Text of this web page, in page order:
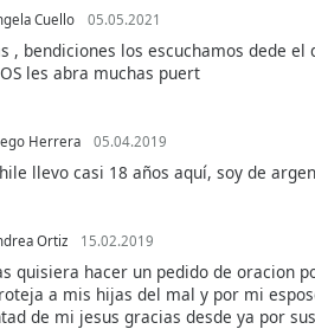
Cuello 05.05.2021
, bendiciones los escuchamos dede
les abra muchas puert
Herrera 05.04.2019
llevo casi 18 años aquí, soy de
Ortiz 15.02.2019
quisiera hacer un pedido de oracion
a mis hijas del mal y por mi
de mi jesus gracias desde ya por